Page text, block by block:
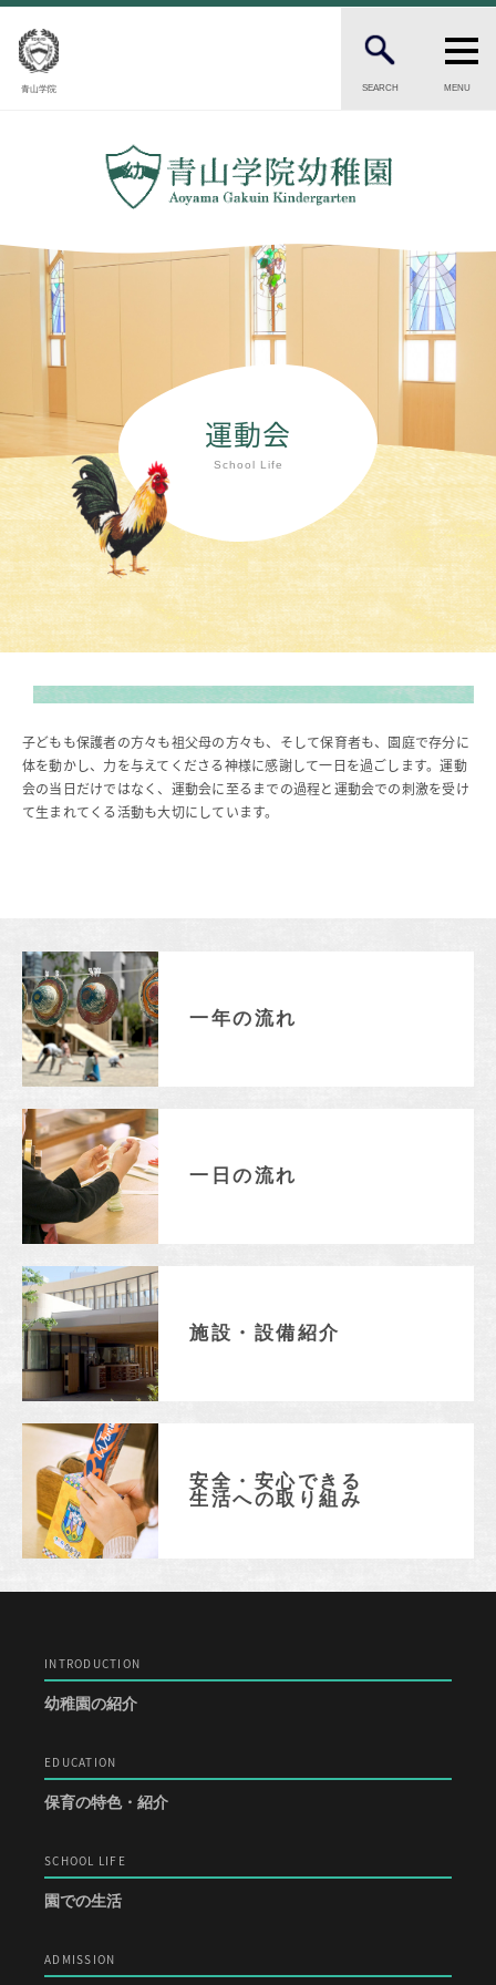
青山学院 SEARCH MENU
在園生・卒園生の保護者の方へ
CANDIDATES
INTRODUCTION
幼稚園の紹介
園長ごあいさつ
幼稚園の歴史
園児数・教職員数
一貫校の流れ
EDUCATION
保育の特色・紹介
キリスト教保育
遊びを中心とした保育
保護者と園
国際交流
園での生活
ADMISSION
入園のご案内
入園テストについて
入園説明会
入園料・保育料等一覧
INFORMATION
総合案内
今月の園だよりから
お問い合わせ
キャンパスマップ
アクセスマップ
緊急・災害時の対応
運動会
School Life
子どもも保護者の方々も祖父母の方々も、そして保育者も、園庭で存分に
体を動かし、力を与えてくださる神様に感謝して一日を過ごします。運動
会の当日だけではなく、運動会に至るまでの過程と運動会での刺激を受け
て生まれてくる活動も大切にしています。
一年の流れ
一日の流れ
施設・設備紹介
安全・安心できる
生活への取り組み
INTRODUCTION
幼稚園の紹介
EDUCATION
保育の特色・紹介
SCHOOL LIFE
園での生活
ADMISSION